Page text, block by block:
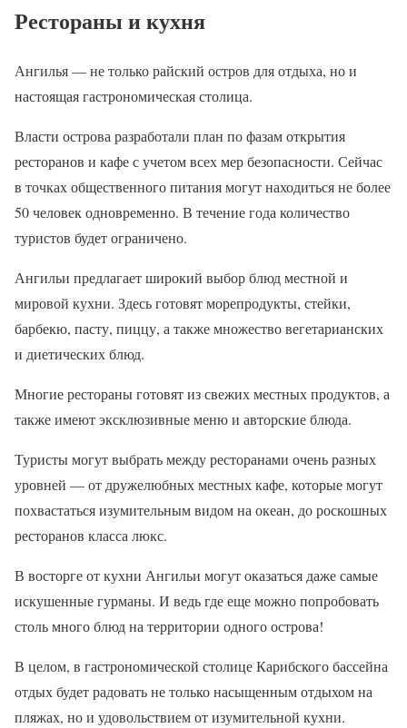
Рестораны и кухня
Ангилья — не только райский остров для отдыха, но и
настоящая гастрономическая столица.
Власти острова разработали план по фазам открытия
ресторанов и кафе с учетом всех мер безопасности. Сейчас
в точках общественного питания могут находиться не более
50 человек одновременно. В течение года количество
туристов будет ограничено.
Ангильи предлагает широкий выбор блюд местной и
мировой кухни. Здесь готовят морепродукты, стейки,
барбекю, пасту, пиццу, а также множество вегетарианских
и диетических блюд.
Многие рестораны готовят из свежих местных продуктов, а
также имеют эксклюзивные меню и авторские блюда.
Туристы могут выбрать между ресторанами очень разных
уровней — от дружелюбных местных кафе, которые могут
похвастаться изумительным видом на океан, до роскошных
ресторанов класса люкс.
В восторге от кухни Ангильи могут оказаться даже самые
искушенные гурманы. И ведь где еще можно попробовать
столь много блюд на территории одного острова!
В целом, в гастрономической столице Карибского бассейна
отдых будет радовать не только насыщенным отдыхом на
пляжах, но и удовольствием от изумительной кухни.